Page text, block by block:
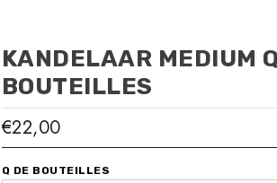
KANDELAAR MEDIUM
BOUTEILLES
€22,00
Q DE BOUTEILLES